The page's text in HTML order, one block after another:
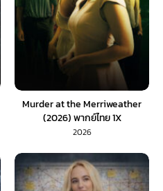
Murder at the Merriweather
(2026) พากย์ไทย 1X
2026